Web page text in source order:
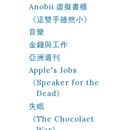
Anobii 虛擬書櫃
《這雙手雖然小》
音樂
金錢與工作
亞洲週刊
Apple's Jobs
《Speaker for the
Dead》
失眠
《The Chocolaet